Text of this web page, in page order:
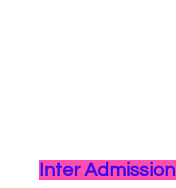
Inter